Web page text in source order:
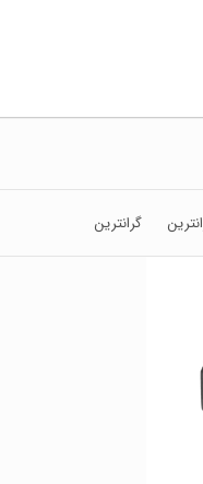
گرانترین